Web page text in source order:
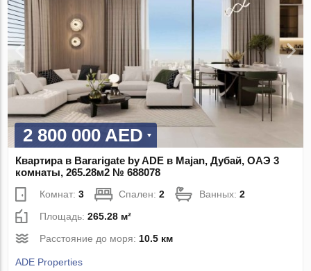
2 800 000 AED
Квартира в Bararigate by ADE в Majan, Дубай, ОАЭ 3
комнаты, 265.28м2 № 688078
Комнат:3 Спален:2 Ванных:2
Площадь:265.28 м²
Расстояние до моря:10.5 км
ADE Properties